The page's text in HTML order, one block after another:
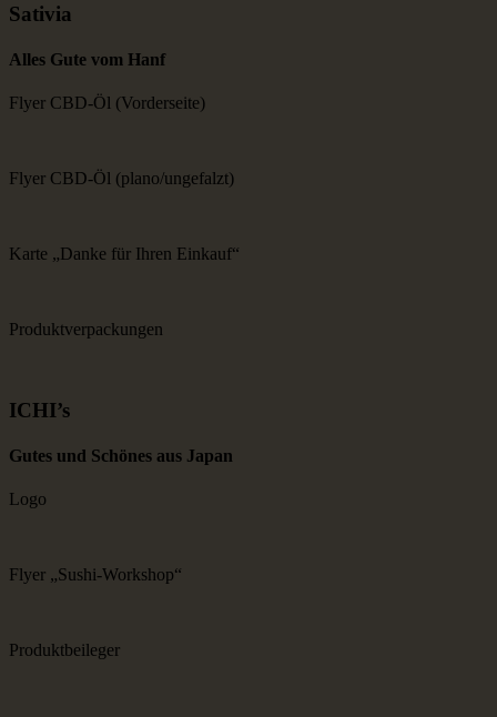
Sativia
Alles Gute vom Hanf
Flyer CBD-Öl (Vorderseite)
Flyer CBD-Öl (plano/ungefalzt)
Karte „Danke für Ihren Einkauf“
Produktverpackungen
ICHI’s
Gutes und Schönes aus Japan
Logo
Flyer „Sushi-Workshop“
Produktbeileger